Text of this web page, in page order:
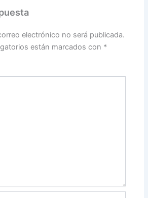
electrónico no será publicada.
están marcados con *